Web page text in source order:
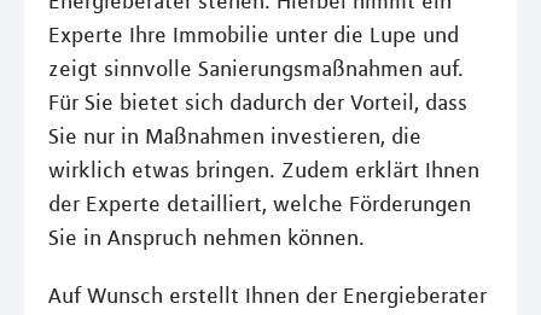
Experte Ihre Immobilie unter die Lupe und
zeigt sinnvolle Sanierungsmaßnahmen auf.
Für Sie bietet sich dadurch der Vorteil, dass
Sie nur in Maßnahmen investieren, die
wirklich etwas bringen. Zudem erklärt Ihnen
der Experte detailliert, welche Förderungen
Sie in Anspruch nehmen können.
Auf Wunsch erstellt Ihnen der Energieberater